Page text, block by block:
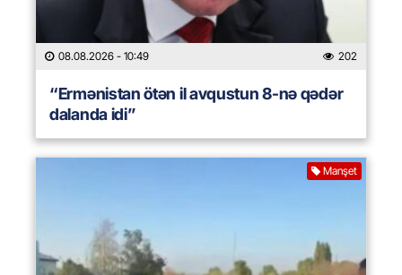
08.08.2026 - 10:49 202
“Ermənistan ötən il avqustun 8-nə qədər
dalanda idi”
Manşet